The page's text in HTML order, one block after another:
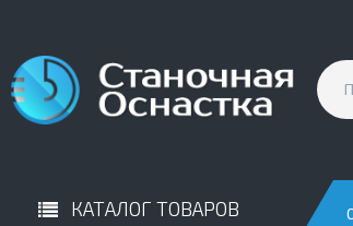
КАТАЛОГ ТОВАРОВ